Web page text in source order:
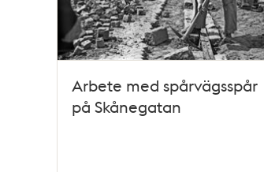
Arbete med spårvägsspår
på Skånegatan